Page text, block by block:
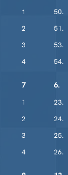
1 50.
2
51.
3
53.
4
54.
7 6.
1 23.
2
24.
3
25.
4
26.